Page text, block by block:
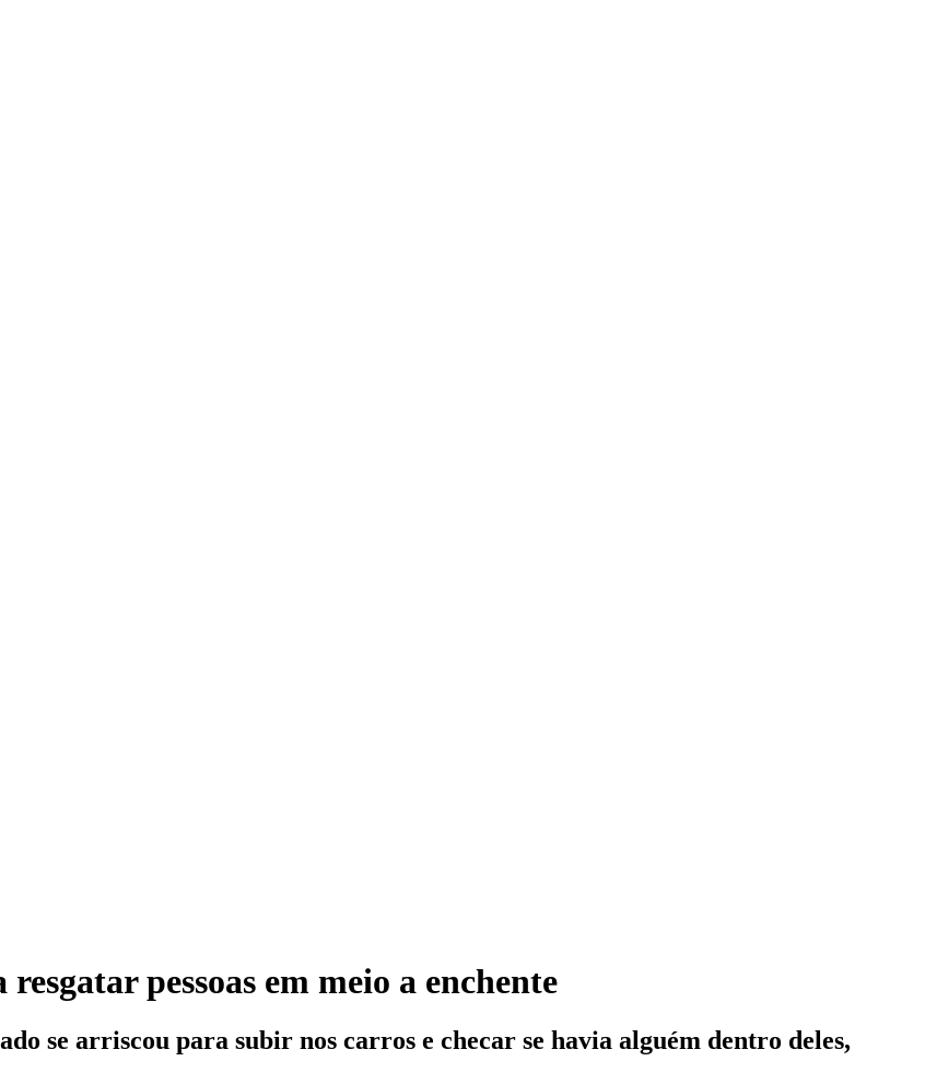
pessoas em meio a enchente
se arriscou para subir nos carros e checar se havia alguém dentro deles,